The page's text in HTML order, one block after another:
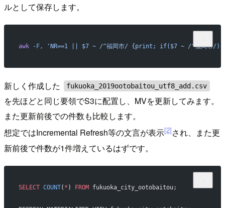
ルとして保存します。
awk -F, 'NR==1 || $7 ~ /^福岡市/ {print; if($7 ~ /^福岡市/
新しく作成した fukuoka_2019ootobaitou_utf8_add.csv
を先ほどと同じ要領でS3に配置し、MVを更新してみます。
また更新前後での件数も比較します。
想定ではIncremental Refresh等の文言が表示[2]され、また更
新前後で件数が1件増えているはずです。
SELECT COUNT( * ) FROM fukuoka_city_ootobaitou;